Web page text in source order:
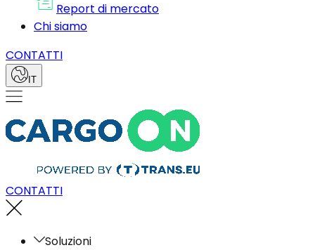
Report di mercato
Chi siamo
CONTATTI
IT
CONTATTI
Soluzioni